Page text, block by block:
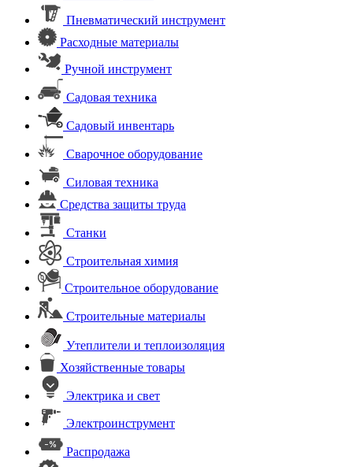
Пневматический инструмент
Расходные материалы
Ручной инструмент
Садовая техника
Садовый инвентарь
Сварочное оборудование
Силовая техника
Средства защиты труда
Станки
Строительная химия
Строительное оборудование
Строительные материалы
Утеплители и теплоизоляция
Хозяйственные товары
Электрика и свет
Электроинструмент
Распродажа